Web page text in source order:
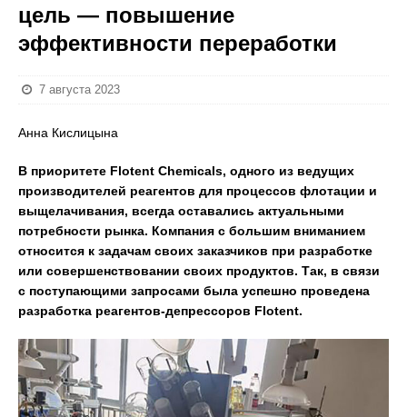
цель — повышение
эффективности переработки
7 августа 2023
Анна Кислицына
В приоритете Flotent Chemicals, одного из ведущих
производителей реагентов для процессов флотации и
выщелачивания, всегда оставались актуальными
потребности рынка. Компания с большим вниманием
относится к задачам своих заказчиков при разработке
или совершенствовании своих продуктов. Так, в связи
с поступающими запросами была успешно проведена
разработка реагентов-депрессоров Flotent.